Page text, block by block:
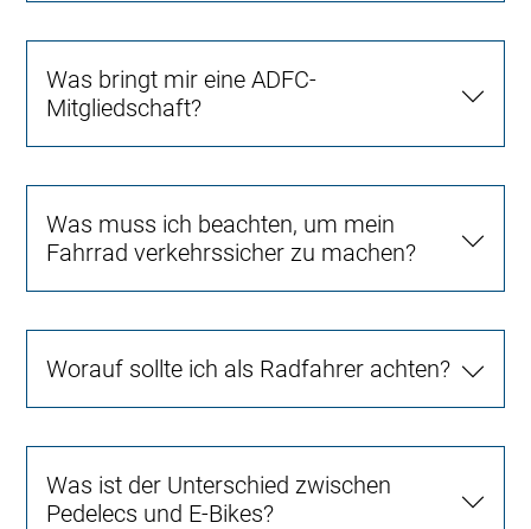
Was bringt mir eine ADFC-
Mitgliedschaft?
Was muss ich beachten, um mein
Fahrrad verkehrssicher zu machen?
Worauf sollte ich als Radfahrer achten?
Was ist der Unterschied zwischen
Pedelecs und E-Bikes?